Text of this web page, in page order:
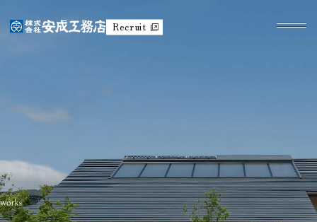
Recruit